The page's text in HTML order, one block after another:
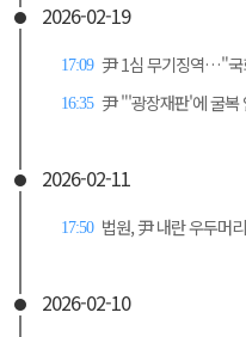
2026-02-19
17:09 尹 1심 무기징역…"국
16:35 尹 "'광장재판'에 굴
2026-02-11
17:50 법원, 尹 내란 우두머
2026-02-10